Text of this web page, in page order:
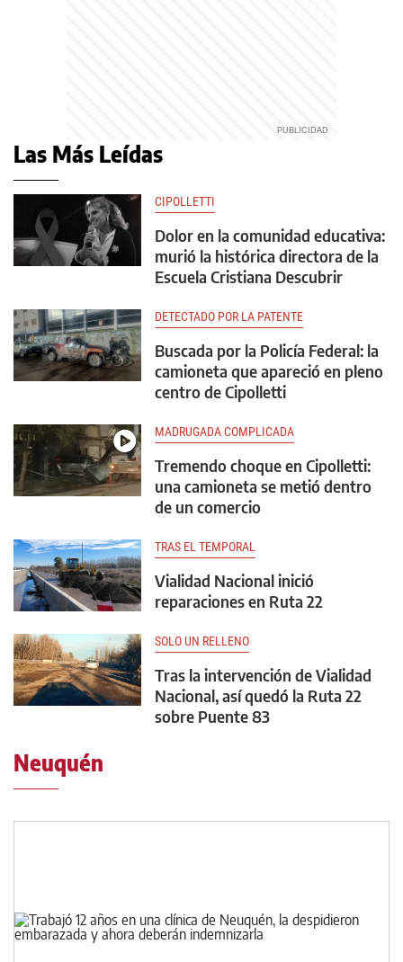
Las Más Leídas
CIPOLLETTI
Dolor en la comunidad educativa:
murió la histórica directora de la
Escuela Cristiana Descubrir
DETECTADO POR LA PATENTE
Buscada por la Policía Federal: la
camioneta que apareció en pleno
centro de Cipolletti
MADRUGADA COMPLICADA
Tremendo choque en Cipolletti:
una camioneta se metió dentro
de un comercio
TRAS EL TEMPORAL
Vialidad Nacional inició
reparaciones en Ruta 22
SOLO UN RELLENO
Tras la intervención de Vialidad
Nacional, así quedó la Ruta 22
sobre Puente 83
Neuquén